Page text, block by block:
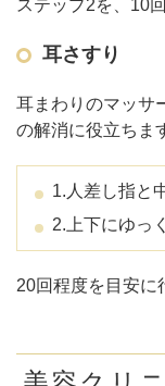
ステップ2を、10
耳さすり
耳まわりのマッサ
の解消に役立ちま
1.人差し指と
2.上下にゆっ
20回程度を目安に